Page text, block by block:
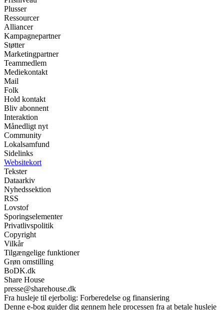
Plusser
Ressourcer
Alliancer
Kampagnepartner
Støtter
Marketingpartner
Teammedlem
Mediekontakt
Mail
Folk
Hold kontakt
Bliv abonnent
Interaktion
Månedligt nyt
Community
Lokalsamfund
Sidelinks
Websitekort
Tekster
Dataarkiv
Nyhedssektion
RSS
Lovstof
Sporingselementer
Privatlivspolitik
Copyright
Vilkår
Tilgængelige funktioner
Grøn omstilling
BoDK.dk
Share House
presse@sharehouse.dk
Fra husleje til ejerbolig: Forberedelse og finansiering
Denne e-bog guider dig gennem hele processen fra at betale husleje